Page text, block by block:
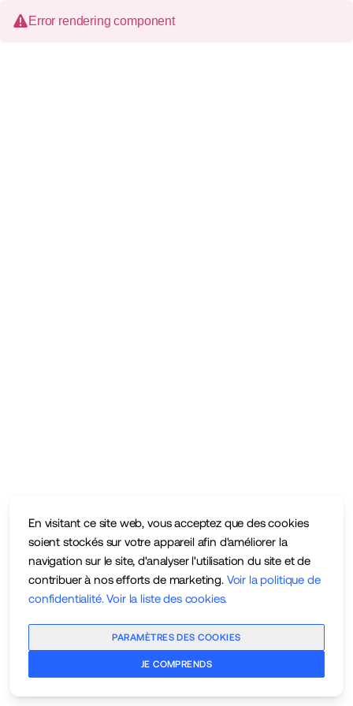
En visitant ce site web, vous acceptez que des cookies
soient stockés sur votre appareil afin d'améliorer la
navigation sur le site, d'analyser l'utilisation du site et de
contribuer à nos efforts de marketing. Voir la politique de
confidentialité. Voir la liste des cookies.
PARAMÈTRES DES COOKIES
JE COMPRENDS
Error rendering component